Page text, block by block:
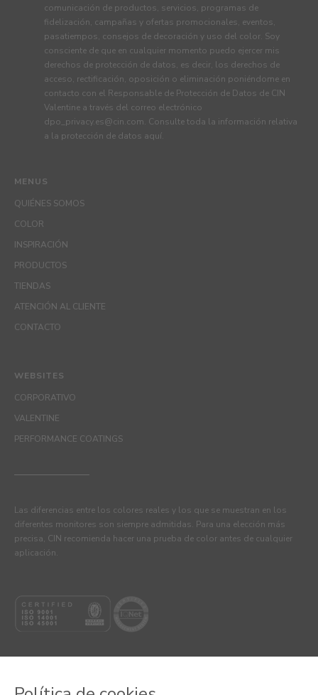
MENUS
QUIÉNES SOMOS
COLOR
INSPIRACIÓN
PRODUCTOS
TIENDAS
ATENCIÓN AL CLIENTE
CONTACTO
comunicación de productos, servicios, programas de
fidelización, campañas y ofertas promocionales, eventos,
pasatiempos, consejos de decoración y uso del color. Soy
consciente de que en cualquier momento puedo ejercer mis
derechos de protección de datos, es decir, los derechos de
acceso, rectificación, oposición o eliminación poniéndome en
contacto con el Responsable de Protección de Datos de CIN
Valentine a través del correo electrónico
dpo_privacy.es@cin.com. Consulte toda la información relativa
a la protección de datos aquí.
WEBSITES
CORPORATIVO
VALENTINE
PERFORMANCE COATINGS
Las diferencias entre los colores reales y los que se muestran en los
diferentes monitores son siempre admitidas. Para una elección más
precisa, CIN recomienda hacer una prueba de color antes de cualquier
aplicación.